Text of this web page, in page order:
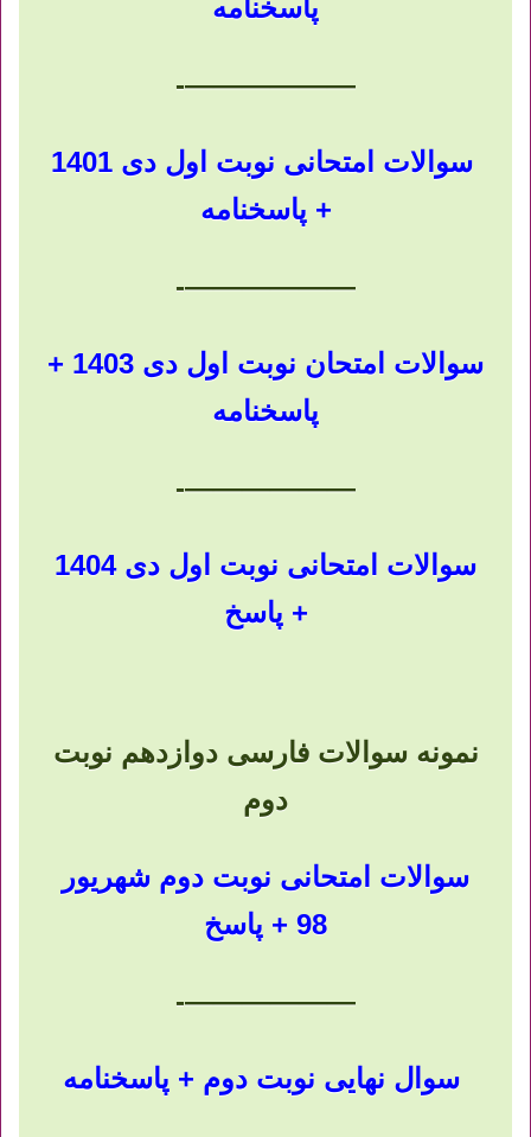
پاسخنامه
——————-
سوالات امتحانی نوبت اول دی 1401
+ پاسخنامه
——————-
سوالات امتحان نوبت اول دی 1403 +
پاسخنامه
——————-
سوالات امتحانی نوبت اول دی 1404
+ پاسخ
نمونه سوالات فارسی دوازدهم نوبت
دوم
سوالات امتحانی نوبت دوم شهریور
98 + پاسخ
——————-
سوال نهایی نوبت دوم + پاسخنامه